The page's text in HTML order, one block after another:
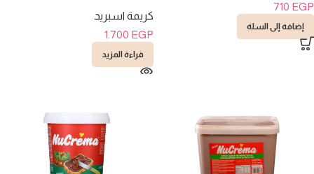
710 EGP
إضافة إلى السلة
كريمة اسبريد
1.700 EGP
قراءة المزيد